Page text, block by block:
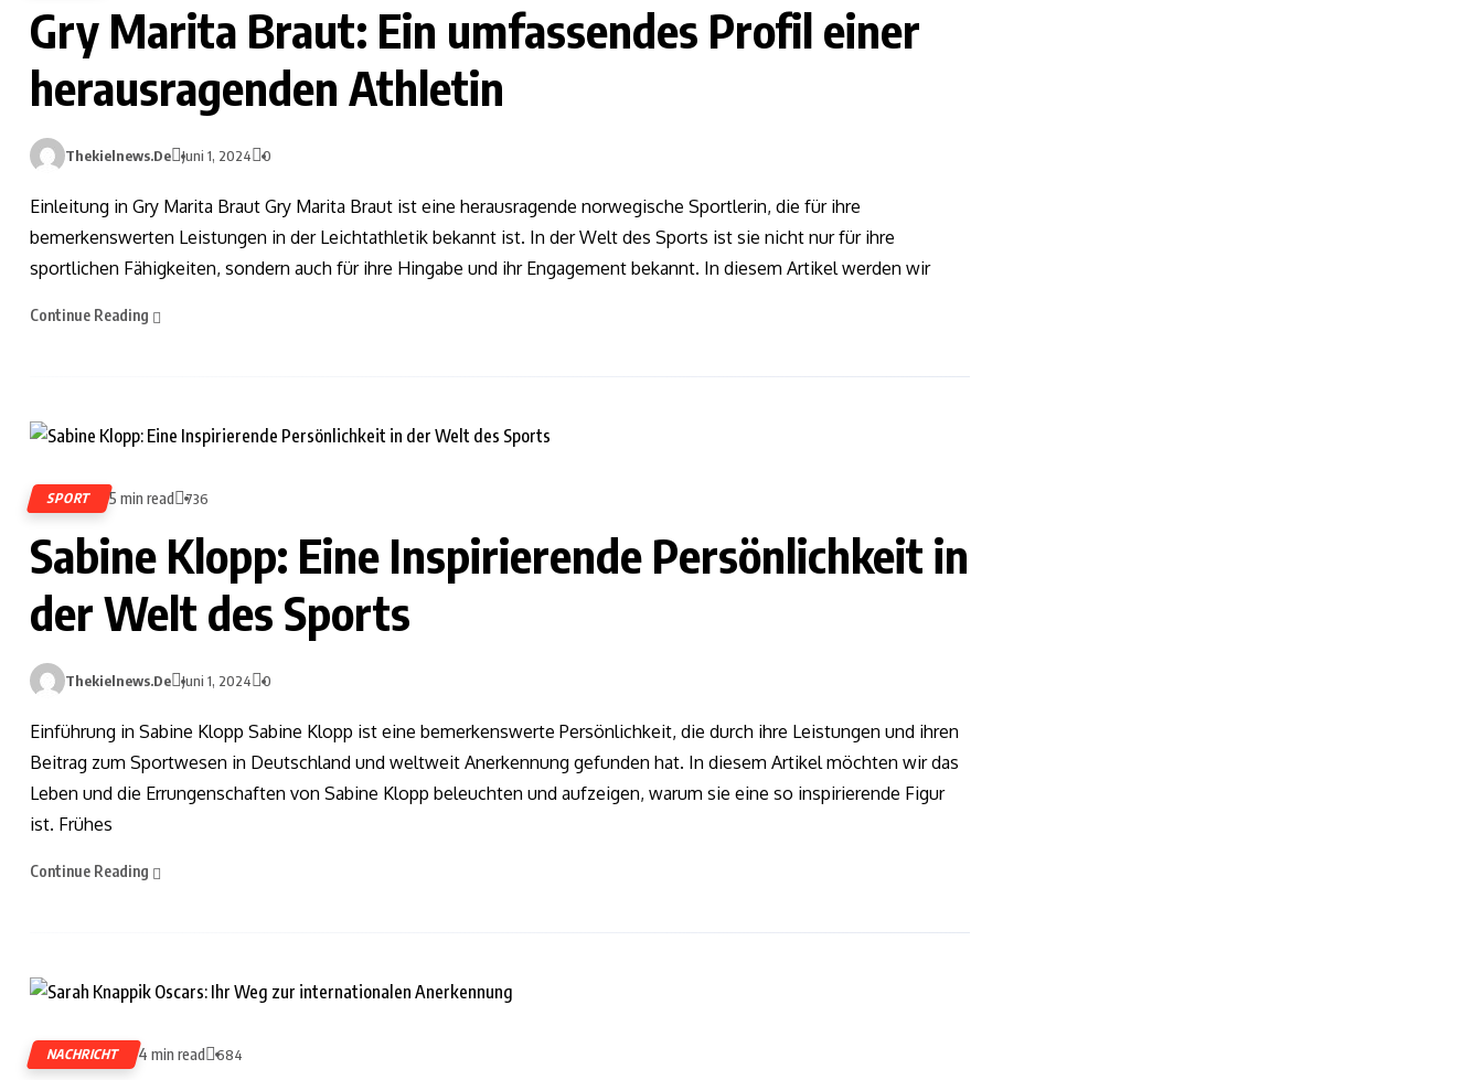
Gry Marita Braut: Ein umfassendes Profil einer
herausragenden Athletin
Thekielnews.de Juni 1, 2024 0
Einleitung in Gry Marita Braut Gry Marita Braut ist eine herausragende norwegische Sportlerin, die für ihre
bemerkenswerten Leistungen in der Leichtathletik bekannt ist. In der Welt des Sports ist sie nicht nur für ihre
sportlichen Fähigkeiten, sondern auch für ihre Hingabe und ihr Engagement bekannt. In diesem Artikel werden wir
Continue Reading
SPORT 5 min read 736
Sabine Klopp: Eine Inspirierende Persönlichkeit in
der Welt des Sports
Thekielnews.de Juni 1, 2024 0
Einführung in Sabine Klopp Sabine Klopp ist eine bemerkenswerte Persönlichkeit, die durch ihre Leistungen und ihren
Beitrag zum Sportwesen in Deutschland und weltweit Anerkennung gefunden hat. In diesem Artikel möchten wir das
Leben und die Errungenschaften von Sabine Klopp beleuchten und aufzeigen, warum sie eine so inspirierende Figur
ist. Frühes
Continue Reading
NACHRICHT 4 min read 684